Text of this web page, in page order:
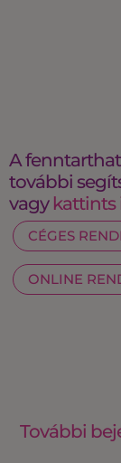
A
további
vagy kattints
CÉGES
ONLINE
További